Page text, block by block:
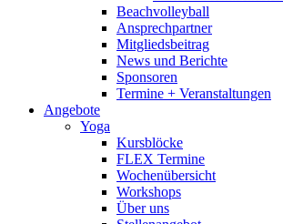
Beachvolleyball
Ansprechpartner
Mitgliedsbeitrag
News und Berichte
Sponsoren
Termine + Veranstaltungen
Angebote
Yoga
Kursblöcke
FLEX Termine
Wochenübersicht
Workshops
Über uns